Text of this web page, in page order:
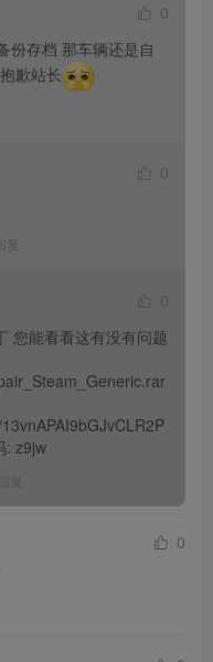
0
份存档 那车辆还是自
歉站长
0
复
0
您能看看这有没有问题
: z9jw
0